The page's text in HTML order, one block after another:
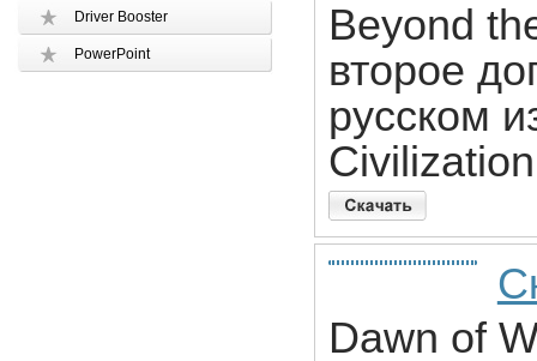
Driver Booster
PowerPoint
Beyond
второе
русском
Dawn of